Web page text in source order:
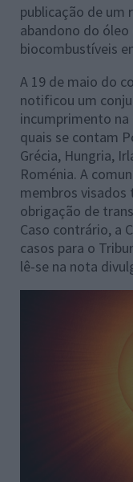
publicação de um
abandono do
biocombustíveis
A 19 de maio do
notificou um
incumprimento
quais se contam
Grécia, Hungria,
Roménia. A
membros visados
obrigação de
Caso contrário, a
casos para o
lê-se na nota